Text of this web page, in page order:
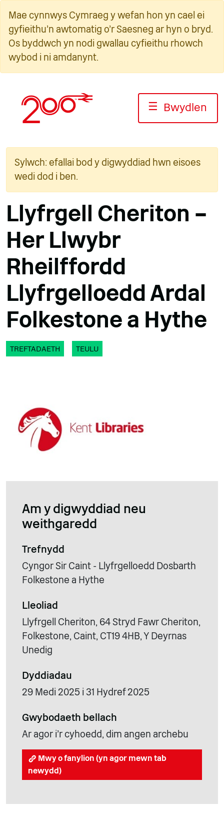
cynnwys
Mae cynnwys Cymraeg y wefan hon yn cael ei
gyfieithu'n awtomatig o'r Saesneg ar hyn o bryd.
Os byddwch yn nodi gwallau cyfieithu rhowch
wybod i ni amdanynt.
☰ Bwydlen
Sylwch: efallai bod y digwyddiad hwn eisoes
wedi dod i ben.
Llyfrgell Cheriton –
Her Llwybr
Rheilffordd
Llyfrgelloedd Ardal
Folkestone a Hythe
TREFTADAETH TEULU
Am y digwyddiad neu
weithgaredd
Trefnydd
Cyngor Sir Caint - Llyfrgelloedd Dosbarth
Folkestone a Hythe
Lleoliad
Llyfrgell Cheriton, 64 Stryd Fawr Cheriton,
Folkestone, Caint, CT19 4HB, Y Deyrnas
Unedig
Dyddiadau
29 Medi 2025 i 31 Hydref 2025
Gwybodaeth bellach
Ar agor i'r cyhoedd, dim angen archebu
Mwy o fanylion (yn agor mewn tab
newydd)